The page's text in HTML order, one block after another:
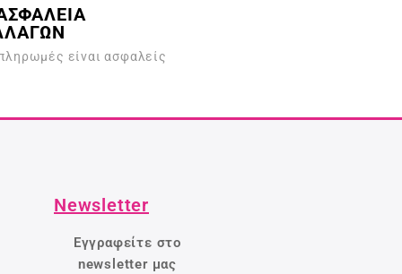
είναι ασφαλείς
Newsletter
Εγγραφείτε στο
newsletter μας